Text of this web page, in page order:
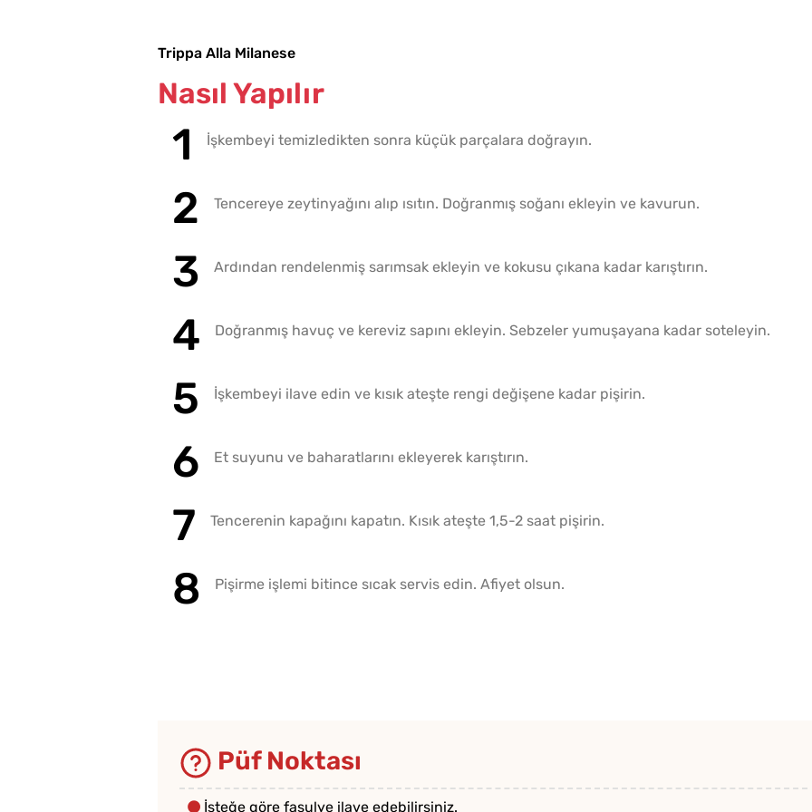
Trippa Alla Milanese
Nasıl Yapılır
İşkembeyi temizledikten sonra küçük parçalara doğrayın.
Tencereye zeytinyağını alıp ısıtın. Doğranmış soğanı ekleyin ve kavurun.
Ardından rendelenmiş sarımsak ekleyin ve kokusu çıkana kadar karıştırın.
Doğranmış havuç ve kereviz sapını ekleyin. Sebzeler yumuşayana kadar soteleyin.
İşkembeyi ilave edin ve kısık ateşte rengi değişene kadar pişirin.
Et suyunu ve baharatlarını ekleyerek karıştırın.
Tencerenin kapağını kapatın. Kısık ateşte 1,5-2 saat pişirin.
Pişirme işlemi bitince sıcak servis edin. Afiyet olsun.
Püf Noktası
İsteğe göre fasulye ilave edebilirsiniz.